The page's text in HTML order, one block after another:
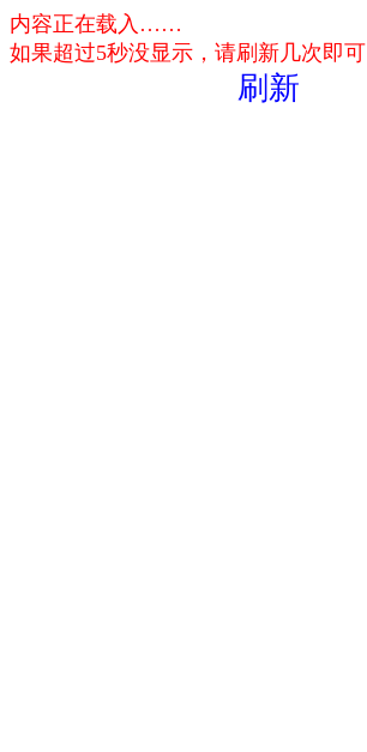
内容正在载入……
如果超过5秒没显示，请刷新几次即可
刷新